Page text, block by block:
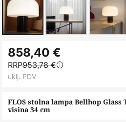
to
the
beginning
the
images
FLOS stolna lampa Bellhop Glass
visina 34 cm
858,40 €
RRP953,78 €
uklj. PDV